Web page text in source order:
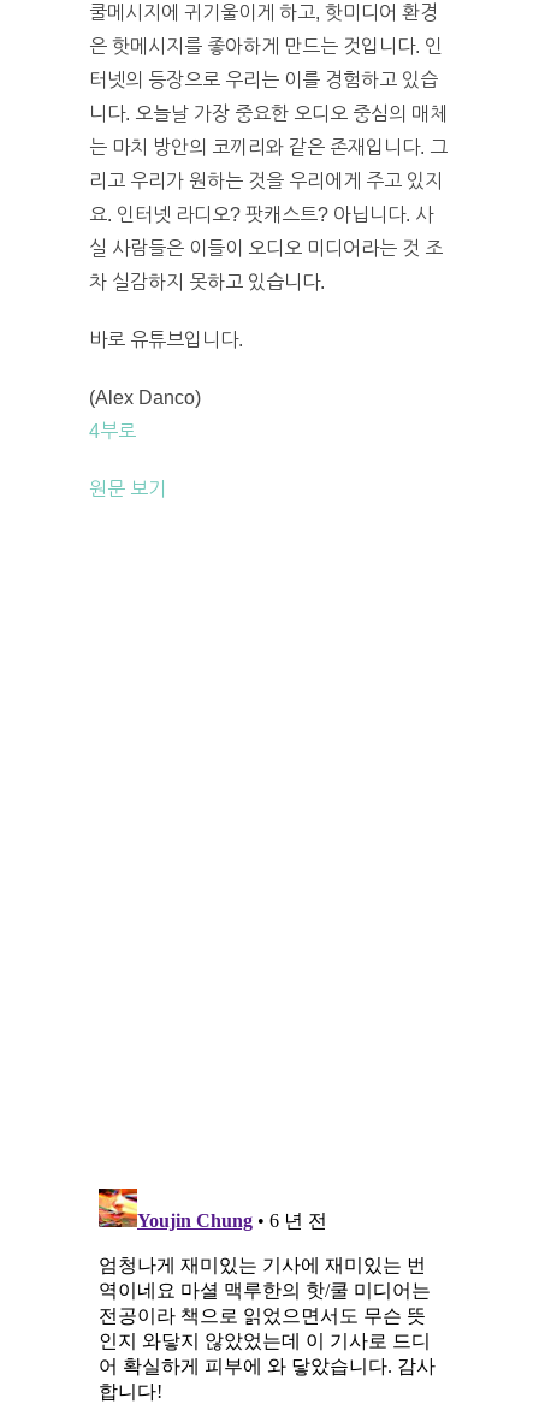
쿨메시지에 귀기울이게 하고, 핫미디어 환경
은 핫메시지를 좋아하게 만드는 것입니다. 인
터넷의 등장으로 우리는 이를 경험하고 있습
니다. 오늘날 가장 중요한 오디오 중심의 매체
는 마치 방안의 코끼리와 같은 존재입니다. 그
리고 우리가 원하는 것을 우리에게 주고 있지
요. 인터넷 라디오? 팟캐스트? 아닙니다. 사
실 사람들은 이들이 오디오 미디어라는 것 조
차 실감하지 못하고 있습니다.
바로 유튜브입니다.
(Alex Danco)
4부로
원문 보기